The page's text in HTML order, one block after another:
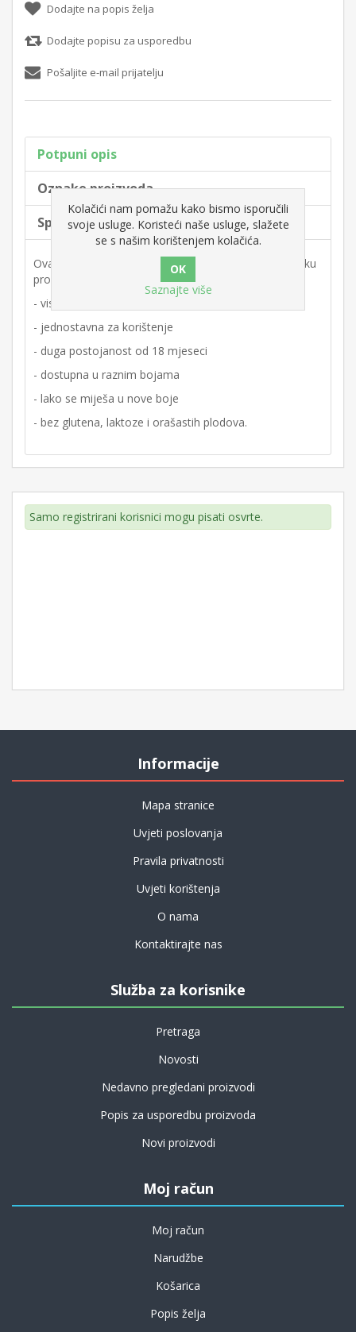
Dodajte na popis želja
Dodajte popisu za usporedbu
Pošaljite e-mail prijatelju
Potpuni opis
Oznake proizvoda
Specifikacije proizvoda
Ova šećerna masa idealna je i za ručnu i za industrijsku
proizvodnju. Zašto odabrati Bakels šećerne mase?
- visoka kvaliteta i izvrstan okus
- jednostavna za korištenje
- duga postojanost od 18 mjeseci
- dostupna u raznim bojama
- lako se miješa u nove boje
- bez glutena, laktoze i orašastih plodova.
Samo registrirani korisnici mogu pisati osvrte.
Informacije
Mapa stranice
Uvjeti poslovanja
Pravila privatnosti
Uvjeti korištenja
O nama
Kontaktirajte nas
Služba za korisnike
Pretraga
Novosti
Nedavno pregledani proizvodi
Popis za usporedbu proizvoda
Novi proizvodi
Moj račun
Moj račun
Narudžbe
Košarica
Popis želja
Kolačići nam pomažu kako bismo isporučili
svoje usluge. Koristeći naše usluge, slažete
se s našim korištenjem kolačića.
Saznajte više